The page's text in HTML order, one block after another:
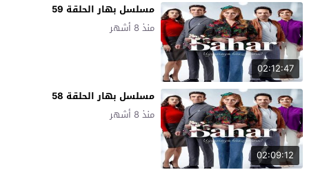
02:12:47
مسلسل بهار الحلقة 59
منذ 8 أشهر
02:09:12
مسلسل بهار الحلقة 58
منذ 8 أشهر